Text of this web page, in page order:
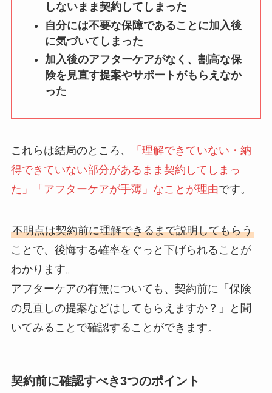
しないまま契約してしまった
自分には不要な保障であることに加入後
に気づいてしまった
加入後のアフターケアがなく、割高な保
険を見直す提案やサポートがもらえなか
った
これらは結局のところ、
「理解できていない・納
得できていない部分があるまま契約してしまっ
た」「アフターケアが手薄」なことが理由です。
不明点は契約前に理解できるまで説明してもらう
ことで、後悔する確率をぐっと下げられることが
わかります。
アフターケアの有無についても、契約前に「保険
の見直しの提案などはしてもらえますか？」と聞
いてみることで確認することができます。
契約前に確認すべき3つのポイント